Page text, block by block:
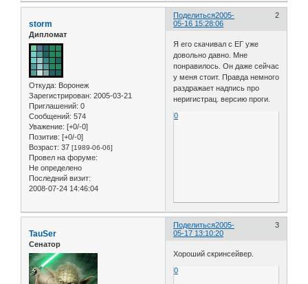
Поделиться 2
2005-
05-16 15:28:06
storm
Дипломат
Откуда: Воронеж
Зарегистрирован: 2005-03-21
Приглашений: 0
Сообщений: 574
Уважение: [+0/-0]
Позитив: [+0/-0]
Возраст: 37 [1989-06-06]
Провел на форуме:
Не определено
Последний визит:
2008-07-24 14:46:04
Я его скачивал с ЕГ уже
довольно давно. Мне
понравилось. Он даже сейчас
у меня стоит. Правда немного
раздражает надпись про
неригистрац. версию проги.
0
Поделиться 3
2005-
05-17 13:10:20
TauSer
Сенатор
Хороший скринсейвер.
0